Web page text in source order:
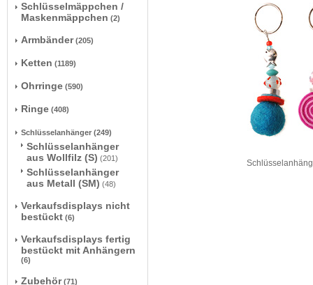
Schlüsselmäppchen /
Maskenmäppchen (2)
Armbänder (205)
Ketten (1189)
Ohrringe (590)
Ringe (408)
Schlüsselanhänger (249)
Schlüsselanhänger
aus Wollfilz (S) (201)
Schlüsselanhänger
aus Metall (SM) (48)
Verkaufsdisplays nicht
bestückt (6)
Verkaufsdisplays fertig
bestückt mit Anhängern
(6)
Zubehör (71)